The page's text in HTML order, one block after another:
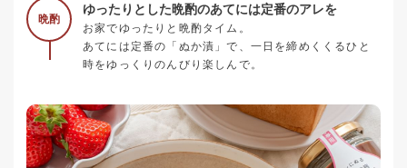
晩酌
ゆったりとした晩酌のあてには定番のアレを
お家でゆったりと晩酌タイム。
あてには定番の「ぬか漬」で、一日を締めくくるひと
時をゆっくりのんびり楽しんで。